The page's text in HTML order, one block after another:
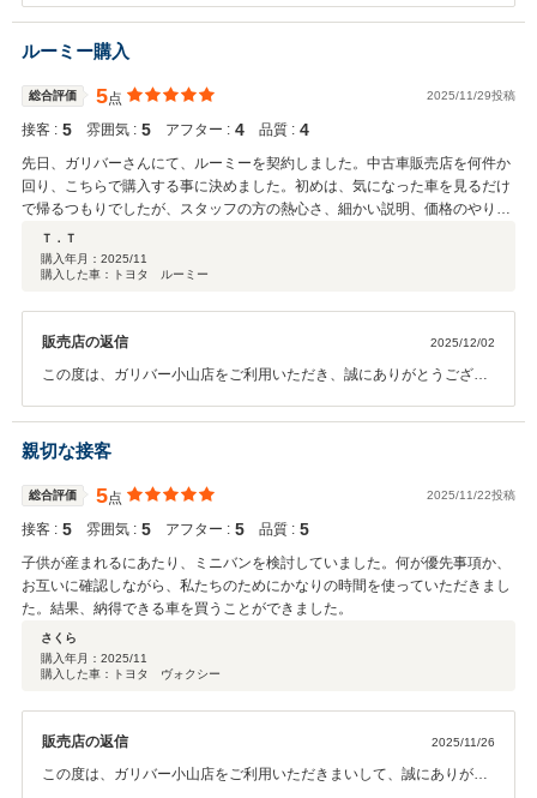
き、私たちもとても嬉しく存じます！ ご納車までは勿論のこと、 アフ
ターサービスまで含めて、 サポートさせていただければと存じます。
今後とも、何卒よろしくお願いいたします。
ルーミー購入
総合評価 5点 2025/11/29投稿
接客 : 5 雰囲気 : 5 アフター : 4 品質 : 4
先日、ガリバーさんにて、ルーミーを契約しました。中古車販売店を何件か
回り、こちらで購入する事に決めました。初めは、気になった車を見るだけ
で帰るつもりでしたが、スタッフの方の熱心さ、細かい説明、価格のやりと
り…など、結果購入することを決めました。 一番の決め手は、あえて車の傷
をみせ説明してくれた事です。「こちらにこのような傷があるため、年式新
しくても少し安くなってます。」など、きちんと価格の理由も説明してくれ
「お店側とお客様が、どちらも納得して購入してもらいたい(Win,Win)」と
も言われ、その言葉も決定打になりました。 まだ、納車はまだですが、待ち
Ｔ．Ｔ
購入年月： 2025/11
購入した車：トヨタ ルーミー
販売店の返信 2025/12/02
この度は、ガリバー小山店をご利用いただき、誠にありがとうござい
げます。 今回、担当のご提案から、安心感であったり、ご納得感であ
ったり、それらをお伝えすることができて、 また、それらを「良かっ
た」と評価をしていただきました点は、 とても嬉しく、とても励みに
なります。 お楽しみにしていただいているご納車は勿論のことなが
ら、 アフターサービスでも、ご満足いただけるよう、尽力致します。
また、お会いできることを楽しみにお待ちしております。 今後とも、
末永いお付き合いの程、何卒よろしくお願い申し上げます。
親切な接客
総合評価 5点 2025/11/22投稿
接客 : 5 雰囲気 : 5 アフター : 5 品質 : 5
子供が産まれるにあたり、ミニバンを検討していました。何が優先事項か、
お互いに確認しながら、私たちのためにかなりの時間を使っていただきまし
た。結果、納得できる車を買うことができました。
さくら
購入年月： 2025/11
購入した車：トヨタ ヴォクシー
販売店の返信 2025/11/26
この度は、ガリバー小山店をご利用いただきまいして、誠にありがと